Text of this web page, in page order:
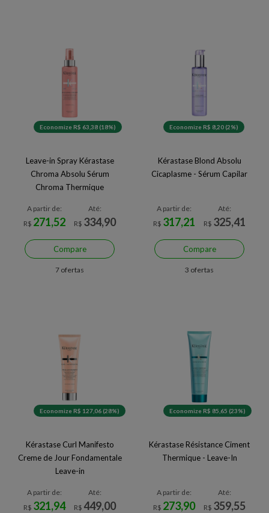
Economize R$ 63,38 (18%)
Leave-in Spray Kérastase
Chroma Absolu Sérum
Chroma Thermique
A partir de:
R$ 271,52
Até:
R$ 334,90
Compare
7 ofertas
Economize R$ 8,20 (2%)
Kérastase Blond Absolu
Cicaplasme - Sérum Capilar
A partir de:
R$ 317,21
Até:
R$ 325,41
Compare
3 ofertas
Economize R$ 127,06 (28%)
Kérastase Curl Manifesto
Creme de Jour Fondamentale
Leave-in
A partir de:
R$ 321,94
Até:
R$ 449,00
Economize R$ 85,65 (23%)
Kérastase Résistance Ciment
Thermique - Leave-In
A partir de:
R$ 273,90
Até:
R$ 359,55